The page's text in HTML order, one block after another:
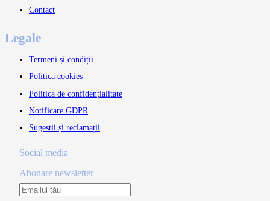
Contact
Legale
Termeni și condiții
Politica cookies
Politica de confidențialitate
Notificare GDPR
Sugestii și reclamații
Social media
Abonare newsletter